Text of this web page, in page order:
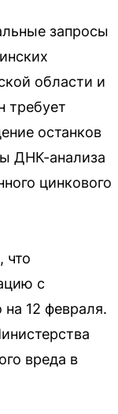
запросы
области и
требует
останков
ДНК-анализа
цинкового
что
с
на 12 февраля.
вреда в